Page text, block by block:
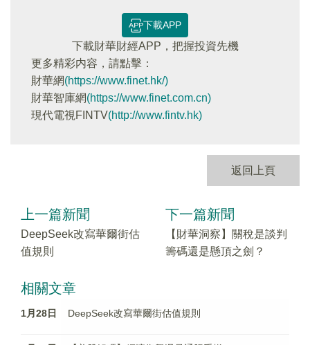
下載APP
下載財華財經APP，把握投資先機
更多精彩内容，請點擊：
財華網(https://www.finet.hk/)
財華智庫網(https://www.finet.com.cn)
現代電視FINTV(http://www.fintv.hk)
返回上頁
上一篇新聞
DeepSeek改寫華爾街估
值規則
下一篇新聞
【財華洞察】關稅是談判
籌碼還是懸頂之劍？
相關文章
1月28日 DeepSeek改寫華爾街估值規則